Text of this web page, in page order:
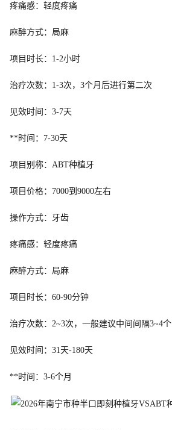
疼痛感：轻度疼痛
麻醉方式：局麻
项目时长：1-2小时
治疗次数：1-3次，3个月后进行第二次
见效时间：3-7天
**时间：7-30天
项目别称：ABT种植牙
项目价格：7000到9000左右
操作方式：牙齿
疼痛感：轻度疼痛
麻醉方式：局麻
项目时长：60-90分钟
治疗次数：2~3次，一般建议中间间隔3~4个
见效时间：31天-180天
**时间：3-6个月